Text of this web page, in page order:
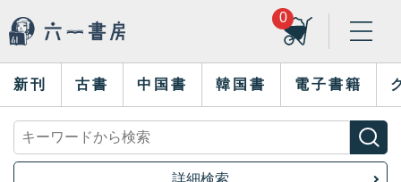
0
新刊 古書 中国書 韓国書 電子書籍
詳細検索